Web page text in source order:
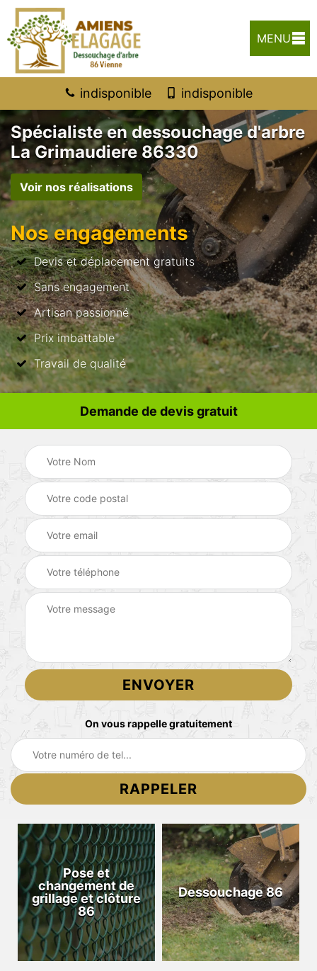
MENU
indisponible indisponible
Spécialiste en dessouchage d'arbre
La Grimaudiere 86330
Voir nos réalisations
Nos engagements
Devis et déplacement gratuits
Sans engagement
Artisan passionné
Prix imbattable
Travail de qualité
Demande de devis gratuit
On vous rappelle gratuitement
Pose et
changement de
grillage et clôture
86
Dessouchage 86